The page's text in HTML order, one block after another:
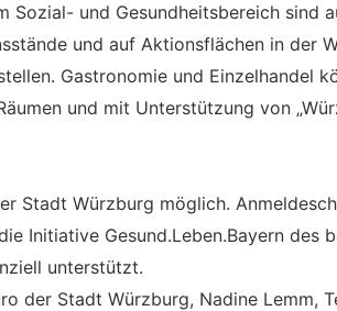
Sozial- und Gesundheitsbereich sind
und auf Aktionsflächen in der
Gastronomie und Einzelhandel
und mit Unterstützung von
Stadt Würzburg möglich.
Initiative Gesund.Leben.Bayern des
unterstützt.
der Stadt Würzburg, Nadine Lemm,